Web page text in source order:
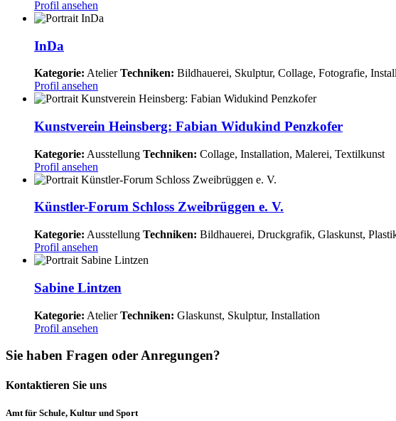
Profil ansehen
InDa
Kategorie: Atelier Techniken: Bildhauerei, Skulptur, Collage, Fotografie,
Profil ansehen
Kunstverein Heinsberg: Fabian Widukind Penzkofer
Kategorie: Ausstellung Techniken: Collage, Installation, Malerei, Textilkunst
Profil ansehen
Künstler-Forum Schloss Zweibrüggen e. V.
Kategorie: Ausstellung Techniken: Bildhauerei, Druckgrafik, Glaskunst,
Profil ansehen
Sabine Lintzen
Kategorie: Atelier Techniken: Glaskunst, Skulptur, Installation
Profil ansehen
Sie haben Fragen oder Anregungen?
Kontaktieren Sie uns
Amt für Schule, Kultur und Sport